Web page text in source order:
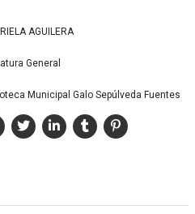
AGUILERA
General
Municipal Galo Sepúlveda Fuentes